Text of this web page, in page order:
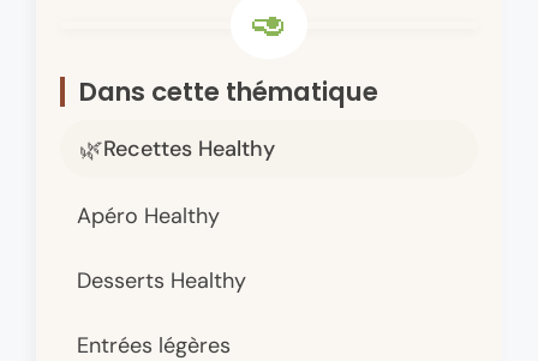
Dans cette thématique
Recettes Healthy
Apéro Healthy
Desserts Healthy
Entrées légères